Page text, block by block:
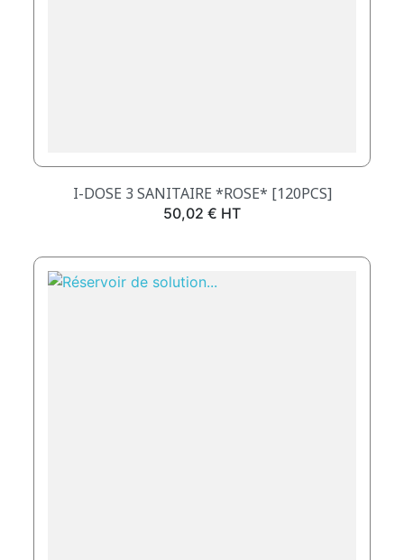
I-DOSE 3 SANITAIRE *ROSE* [120PCS]
Prix
50,02 € HT